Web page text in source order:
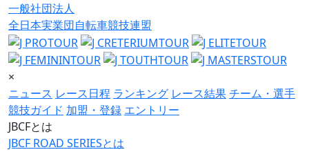
一般社団法人
全日本実業団自転車競技連盟
×
ニュース レース日程 ランキング レース結果チーム・選手
競技ガイド 加盟・登録 エントリー
JBCFとは
JBCF ROAD SERIESとは